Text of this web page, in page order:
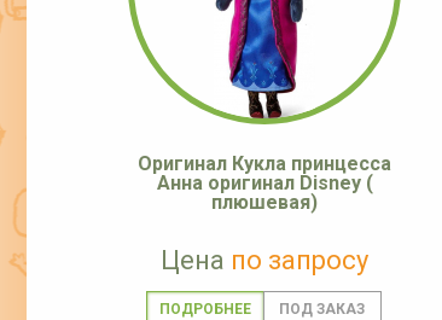
Оригинал Кукла принцесса
Анна оригинал Disney (
плюшевая)
Цена по запросу
ПОДРОБНЕЕ